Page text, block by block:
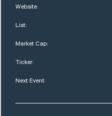
Website:
List:
Market Cap:
Ticker:
Next Event: